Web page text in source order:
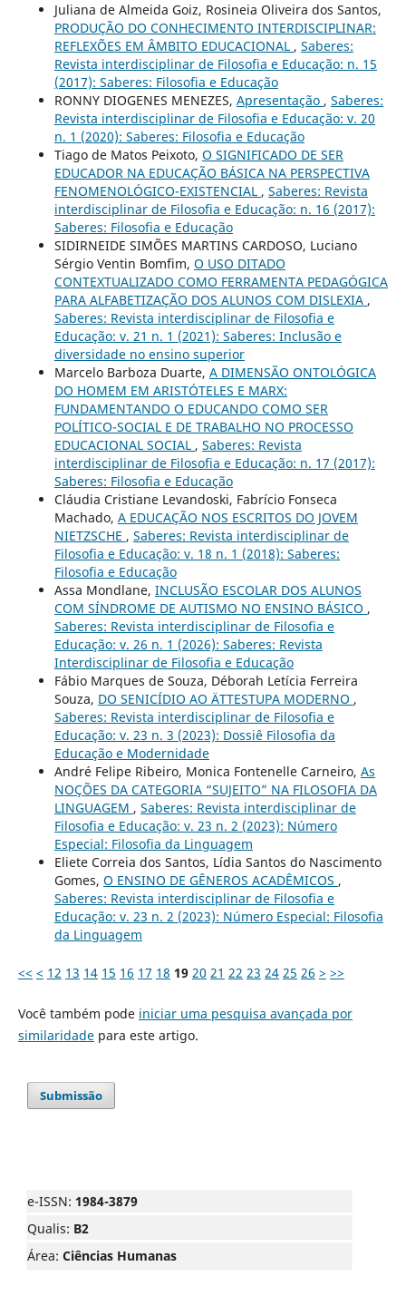
Juliana de Almeida Goiz, Rosineia Oliveira dos Santos,
PRODUÇÃO DO CONHECIMENTO INTERDISCIPLINAR:
REFLEXÕES EM ÂMBITO EDUCACIONAL , Saberes:
Revista interdisciplinar de Filosofia e Educação: n. 15
(2017): Saberes: Filosofia e Educação
RONNY DIOGENES MENEZES, Apresentação , Saberes:
Revista interdisciplinar de Filosofia e Educação: v. 20
n. 1 (2020): Saberes: Filosofia e Educação
Tiago de Matos Peixoto, O SIGNIFICADO DE SER
EDUCADOR NA EDUCAÇÃO BÁSICA NA PERSPECTIVA
FENOMENOLÓGICO-EXISTENCIAL , Saberes: Revista
interdisciplinar de Filosofia e Educação: n. 16 (2017):
Saberes: Filosofia e Educação
SIDIRNEIDE SIMÕES MARTINS CARDOSO, Luciano
Sérgio Ventin Bomfim, O USO DITADO
CONTEXTUALIZADO COMO FERRAMENTA PEDAGÓGICA
PARA ALFABETIZAÇÃO DOS ALUNOS COM DISLEXIA ,
Saberes: Revista interdisciplinar de Filosofia e
Educação: v. 21 n. 1 (2021): Saberes: Inclusão e
diversidade no ensino superior
Marcelo Barboza Duarte, A DIMENSÃO ONTOLÓGICA
DO HOMEM EM ARISTÓTELES E MARX:
FUNDAMENTANDO O EDUCANDO COMO SER
POLÍTICO-SOCIAL E DE TRABALHO NO PROCESSO
EDUCACIONAL SOCIAL , Saberes: Revista
interdisciplinar de Filosofia e Educação: n. 17 (2017):
Saberes: Filosofia e Educação
Cláudia Cristiane Levandoski, Fabrício Fonseca
Machado, A EDUCAÇÃO NOS ESCRITOS DO JOVEM
NIETZSCHE , Saberes: Revista interdisciplinar de
Filosofia e Educação: v. 18 n. 1 (2018): Saberes:
Filosofia e Educação
Assa Mondlane, INCLUSÃO ESCOLAR DOS ALUNOS
COM SÍNDROME DE AUTISMO NO ENSINO BÁSICO ,
Saberes: Revista interdisciplinar de Filosofia e
Educação: v. 26 n. 1 (2026): Saberes: Revista
Interdisciplinar de Filosofia e Educação
Fábio Marques de Souza, Déborah Letícia Ferreira
Souza, DO SENICÍDIO AO ÄTTESTUPA MODERNO ,
Saberes: Revista interdisciplinar de Filosofia e
Educação: v. 23 n. 3 (2023): Dossiê Filosofia da
Educação e Modernidade
André Felipe Ribeiro, Monica Fontenelle Carneiro, As
NOÇÕES DA CATEGORIA “SUJEITO” NA FILOSOFIA DA
LINGUAGEM , Saberes: Revista interdisciplinar de
Filosofia e Educação: v. 23 n. 2 (2023): Número
Especial: Filosofia da Linguagem
Eliete Correia dos Santos, Lídia Santos do Nascimento
Gomes, O ENSINO DE GÊNEROS ACADÊMICOS ,
Saberes: Revista interdisciplinar de Filosofia e
Educação: v. 23 n. 2 (2023): Número Especial: Filosofia
da Linguagem
<< < 12 13 14 15 16 17 18 19 20 21 22 23 24 25 26 > >>
Você também pode iniciar uma pesquisa avançada por
similaridadepara este artigo.
Submissão
e-ISSN: 1984-3879
Qualis: B2
Área: Ciências Humanas